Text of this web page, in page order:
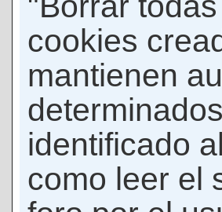
cookies
mantienen
identificado
como leer el